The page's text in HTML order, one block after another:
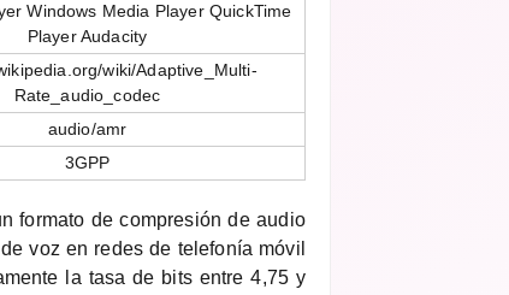
Windows Media Player QuickTime
Player Audacity
wiki/Adaptive_Multi-
Rate_audio_codec
audio/amr
3GPP
formato de compresión de audio
voz en redes de telefonía móvil
la tasa de bits entre 4,75 y